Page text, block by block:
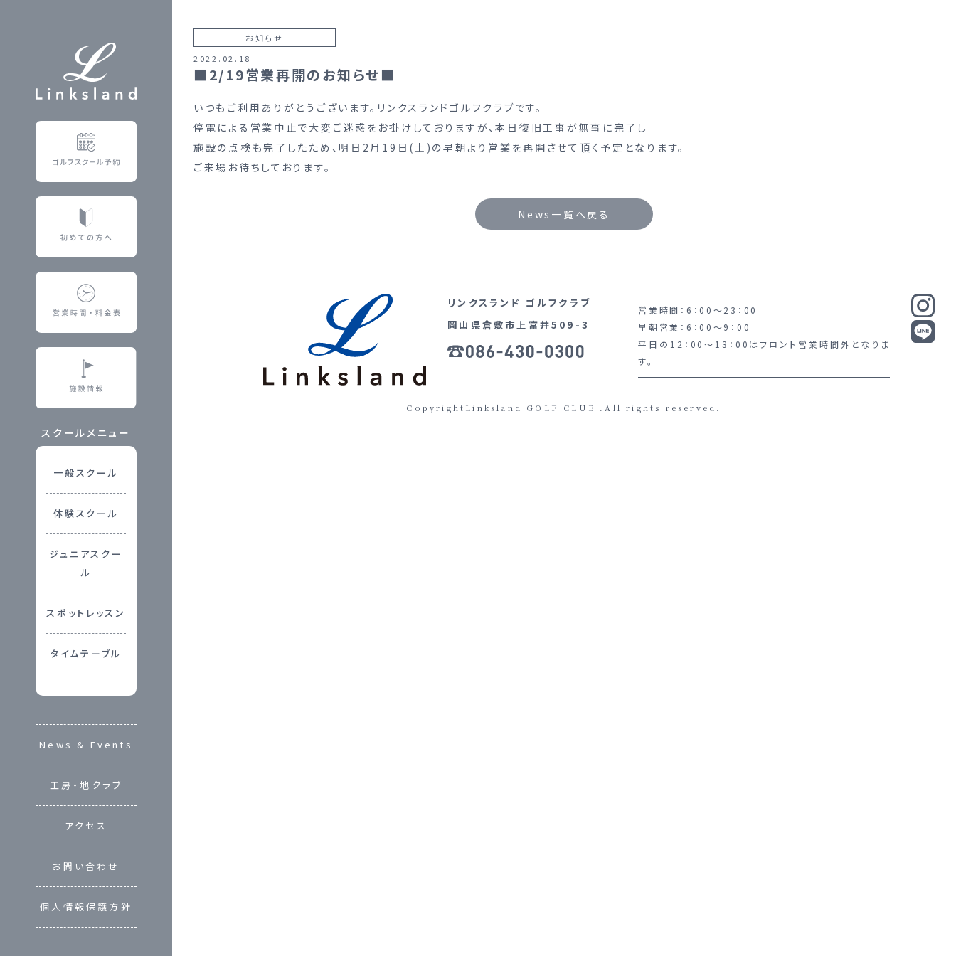
スクールメニュー
一般スクール
体験スクール
ジュニアスクー
ル
スポットレッスン
タイムテーブル
News & Events
工房・地クラブ
アクセス
お問い合わせ
個人情報保護方針
お知らせ
2022.02.18
■2/19営業再開のお知らせ■
いつもご利用ありがとうございます。リンクスランドゴルフクラブです。
停電による営業中止で大変ご迷惑をお掛けしておりますが、本日復旧工事が無事に完了し
施設の点検も完了したため、明日2月19日(土)の早朝より営業を再開させて頂く予定となります。
ご来場お待ちしております。
News一覧へ戻る
リンクスランド ゴルフクラブ
岡山県倉敷市上富井509-3
営業時間：6：00～23：00
早朝営業：6：00～9：00
平日の12：00～13：00はフロント営業時間外となりま
す。
CopyrightLinksland GOLF CLUB .All rights reserved.